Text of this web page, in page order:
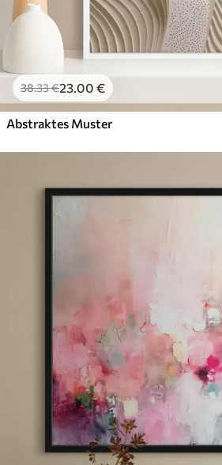
38.33€23.00 €
Abstraktes Muster